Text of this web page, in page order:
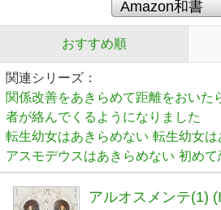
おすすめ順
関連シリーズ：
関係改善をあきらめて距離をおいた
者が絡んでくるようになりました
転生幼女はあきらめない 転生幼女は
アスモデウスはあきらめない 初めて
アルオスメンテ(1)